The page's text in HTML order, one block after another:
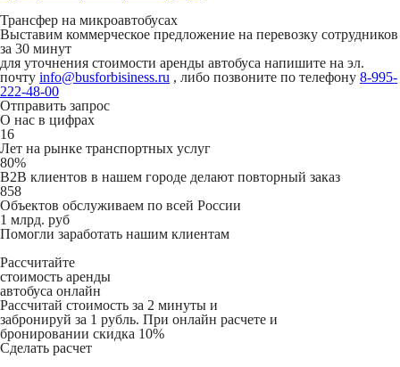
Трансфер на микроавтобусах
Выставим коммерческое предложение на перевозку сотрудников
за 30 минут
для уточнения стоимости аренды автобуса напишите на эл.
почту info@busforbisiness.ru , либо позвоните по телефону 8-995-
222-48-00
Отправить запрос
О нас в цифрах
16
Лет на рынке транспортных услуг
80%
B2B клиентов в нашем городе делают повторный заказ
858
Объектов обслуживаем по всей России
1 млрд. руб
Помогли заработать нашим клиентам
Рассчитайте
стоимость аренды
автобуса онлайн
Рассчитай стоимость за 2 минуты и
забронируй за 1 рубль. При онлайн расчете и
бронировании скидка 10%
Сделать расчет